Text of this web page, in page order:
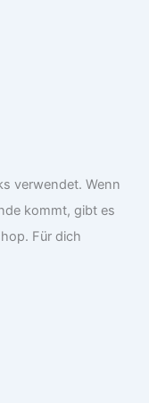
verwendet. Wenn
kommt, gibt es
Für dich